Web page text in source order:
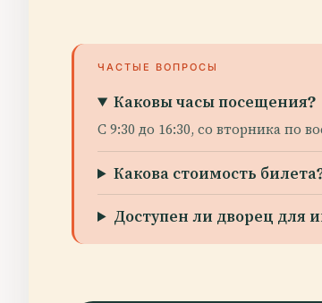
ЧАСТЫЕ ВОПРОСЫ
Каковы часы посещения?
С 9:30 до 16:30, со вторника по
Какова стоимость
Доступен ли дворец для